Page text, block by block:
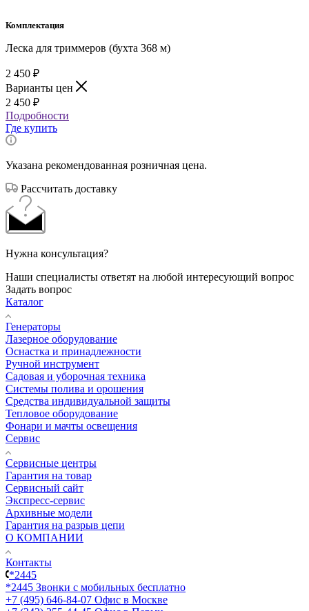
Комплектация
Леска для триммеров (бухта 368 м)
2 450 ₽
Варианты цен
2 450 ₽
Подробности
Где купить
Указана рекомендованная розничная цена.
Рассчитать доставку
Нужна консультация?
Наши специалисты ответят на любой интересующий вопрос
Задать вопрос
Каталог
Генераторы
Лазерное оборудование
Оснастка и принадлежности
Ручной инструмент
Садовая и уборочная техника
Системы полива и орошения
Средства индивидуальной защиты
Тепловое оборудование
Фонари и мачты освещения
Сервис
Сервисные центры
Гарантия на товар
Сервисный сайт
Экспресс-сервис
Архивные модели
Гарантия на разрыв цепи
О КОМПАНИИ
Контакты
*2445
*2445 Звонки с мобильных бесплатно
+7 (495) 646-84-07 Офис в Москве